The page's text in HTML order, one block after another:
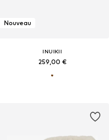
Nouveau
INUIKII
259,00 €